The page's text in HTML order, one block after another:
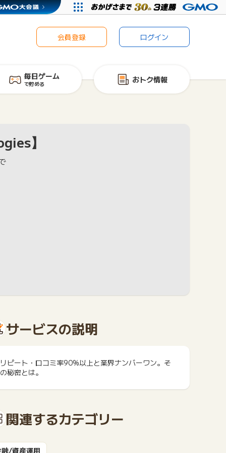
会員登録 ログイン
毎日ゲーム
で貯める おトク情報
】
サービスの説明
リピート・口コミ率90%以上と業界ナンバーワン。そ
の秘密とは。
関連するカテゴリー
/資産運用